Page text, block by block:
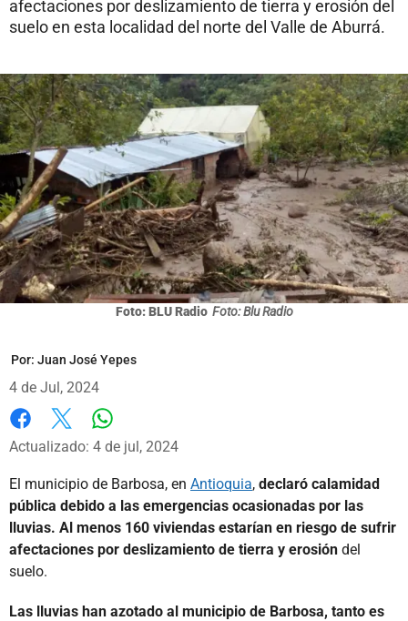
afectaciones por deslizamiento de tierra y erosión del
suelo en esta localidad del norte del Valle de Aburrá.
Foto: BLU Radio Foto: Blu Radio
Por: Juan José Yepes
4 de Jul, 2024
Facebook
X
Actualizado: 4 de jul, 2024
El municipio de Barbosa, en Antioquia, declaró calamidad
pública debido a las emergencias ocasionadas por las
lluvias. Al menos 160 viviendas estarían en riesgo de sufrir
afectaciones por deslizamiento de tierra y erosión del
suelo.
Las lluvias han azotado al municipio de Barbosa, tanto es